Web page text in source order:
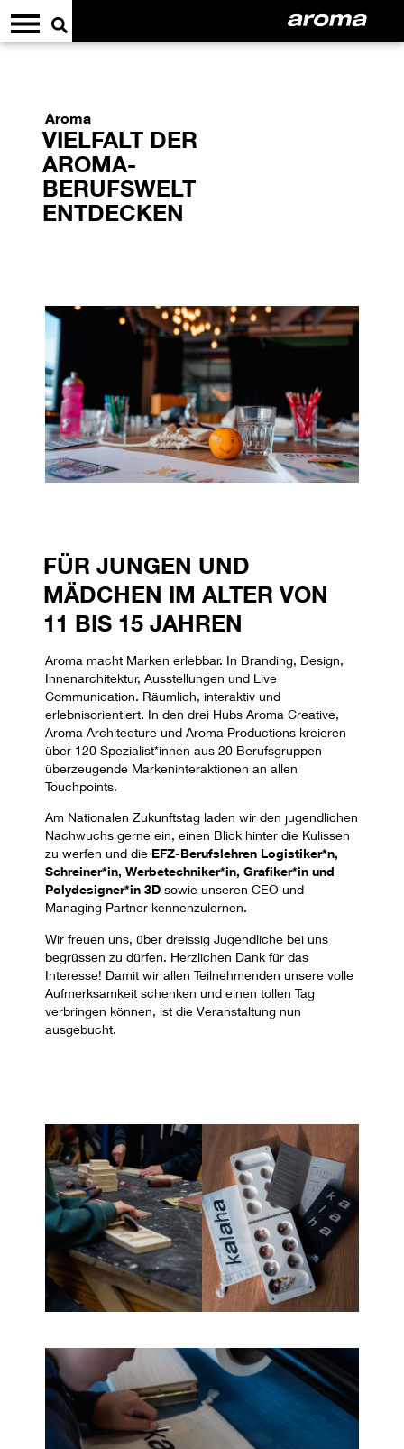
Aroma
VIELFALT DER
AROMA-
BERUFSWELT
ENTDECKEN
FÜR JUNGEN UND
MÄDCHEN IM ALTER VON
11 BIS 15 JAHREN
Aroma macht Marken erlebbar. In Branding, Design,
Innenarchitektur, Ausstellungen und Live
Communication. Räumlich, interaktiv und
erlebnisorientiert. In den drei Hubs Aroma Creative,
Aroma Architecture und Aroma Productions kreieren
über 120 Spezialist*innen aus 20 Berufsgruppen
überzeugende Markeninteraktionen an allen
Touchpoints.
Am Nationalen Zukunftstag laden wir den jugendlichen
Nachwuchs gerne ein, einen Blick hinter die Kulissen
zu werfen und die EFZ-Berufslehren Logistiker*n,
Schreiner*in, Werbetechniker*in, Grafiker*in und
Polydesigner*in 3D sowie unseren CEO und
Managing Partner kennenzulernen.
Wir freuen uns, über dreissig Jugendliche bei uns
begrüssen zu dürfen. Herzlichen Dank für das
Interesse! Damit wir allen Teilnehmenden unsere volle
Aufmerksamkeit schenken und einen tollen Tag
verbringen können, ist die Veranstaltung nun
ausgebucht.